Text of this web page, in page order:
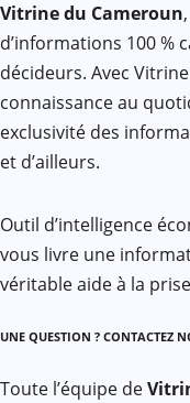
Vitrine du Cameroun
d’informations 100 %
décideurs. Avec
connaissance au
exclusivité des
et d’ailleurs.
Outil d’intelligence
vous livre une
véritable aide à la
UNE QUESTION ? CONTACTEZ
Toute l’équipe de